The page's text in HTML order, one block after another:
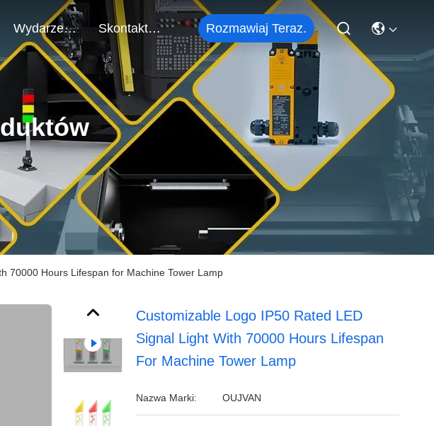
Wydarzenia Skontaktuj Się Z Nami Rozmawiaj Teraz.
70000 Hours Lifespan for Machine Tower Lamp
Customizable Logo IP50 Rated LED
Signal Light With 70000 Hours Lifespan
For Machine Tower Lamp
Nazwa Marki: OUJVAN